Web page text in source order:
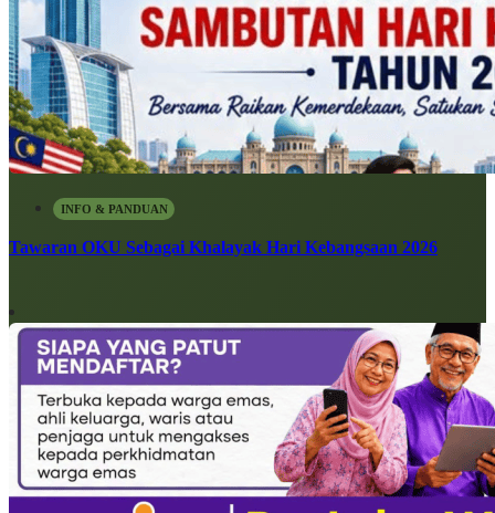
INFO & PANDUAN
Tawaran OKU Sebagai Khalayak Hari Kebangsaan 2026